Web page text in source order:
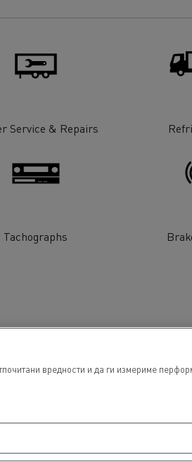
Service & Repairs
Tachographs
вредности и да ги измериме